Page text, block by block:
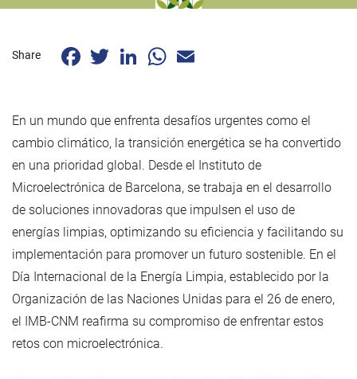
Share FacebookTwitterLinkedInWhatsApp
En un mundo que enfrenta desafíos urgentes como el
cambio climático, la transición energética se ha convertido
en una prioridad global. Desde el Instituto de
Microelectrónica de Barcelona, se trabaja en el desarrollo
de soluciones innovadoras que impulsen el uso de
energías limpias, optimizando su eficiencia y facilitando su
implementación para promover un futuro sostenible. En el
Día Internacional de la Energía Limpia, establecido por la
Organización de las Naciones Unidas para el 26 de enero,
el IMB-CNM reafirma su compromiso de enfrentar estos
retos con microelectrónica.